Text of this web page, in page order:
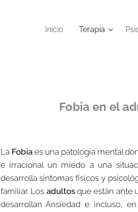
Inicio Terapia
Fobia en el
La Fobiaes una patología mental
e irracional un miedo a una
desarrolla síntomas físicos y
familiar. Los adultosque están ante
desarrollan Ansiedad e incluso,